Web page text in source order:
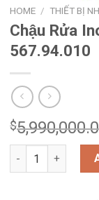
HOME / THIẾT BỊ
Chậu Rửa
567.94.010
$
Chậu Rửa Inox